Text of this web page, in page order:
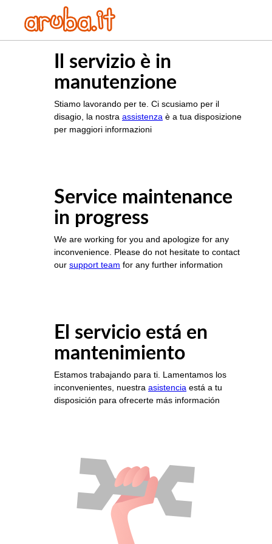
Il servizio è in
manutenzione
Stiamo lavorando per te. Ci scusiamo per il
disagio, la nostra assistenza è a tua disposizione
per maggiori informazioni
Service maintenance
in progress
We are working for you and apologize for any
inconvenience. Please do not hesitate to contact
our support team for any further information
El servicio está en
mantenimiento
Estamos trabajando para ti. Lamentamos los
inconvenientes, nuestra asistencia está a tu
disposición para ofrecerte más información